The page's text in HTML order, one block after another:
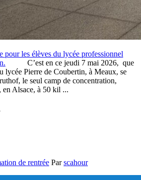
pour les élèves du lycée professionnel
C’est en ce jeudi 7 mai 2026, que
lycée Pierre de Coubertin, à Meaux, se
le seul camp de concentration,
en Alsace, à 50 kil ...
de rentrée Parscahour